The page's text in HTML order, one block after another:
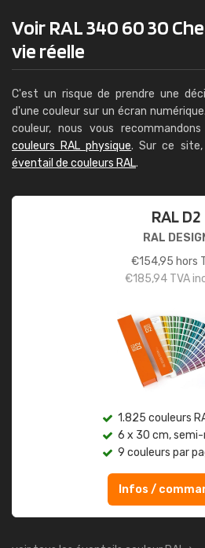
Voir RAL 340 60 30
vie réelle
C'est un risque de prendre une
d'une couleur sur un écran
couleur, nous vous
couleurs RAL physique. Sur ce site,
éventail de couleurs RAL.
RAL D2
RAL
€154,95 hors
€185,94TVA
1.825 couleurs
6 x 30 cm,
9 couleurs par
Infos /